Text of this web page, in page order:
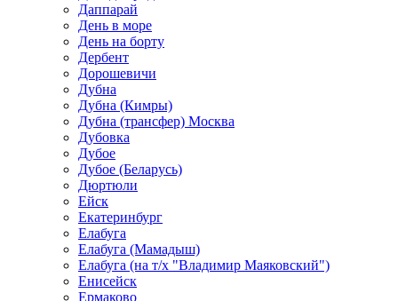
Даппарай
День в море
День на борту
Дербент
Дорошевичи
Дубна
Дубна (Кимры)
Дубна (трансфер) Москва
Дубовка
Дубое
Дубое (Беларусь)
Дюртюли
Ейск
Екатеринбург
Елабуга
Елабуга (Мамадыш)
Елабуга (на т/х "Владимир Маяковский")
Енисейск
Ермаково